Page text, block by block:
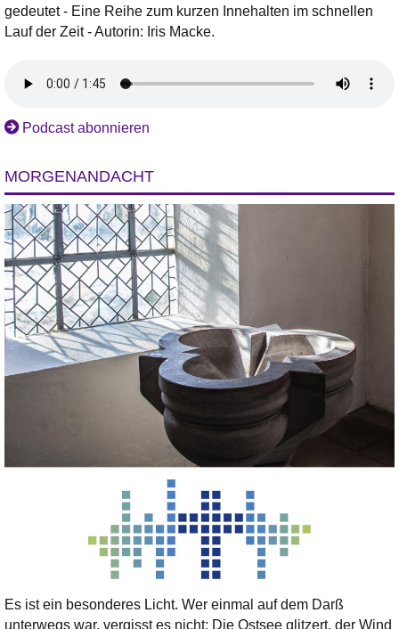
gedeutet - Eine Reihe zum kurzen Innehalten im schnellen
Lauf der Zeit - Autorin: Iris Macke.
Podcast abonnieren
MORGENANDACHT
Es ist ein besonderes Licht. Wer einmal auf dem Darß
unterwegs war, vergisst es nicht: Die Ostsee glitzert, der Wind